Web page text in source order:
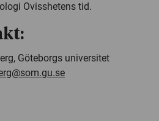
Ovisshetens tid.
Göteborgs universitet